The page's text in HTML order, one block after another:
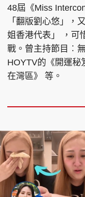
48屆《Miss
「翻版劉心悠」，
姐香港代表」 ，可
戰。曾主持節目︰
HOYTV的《開運秘
在灣區》 等。